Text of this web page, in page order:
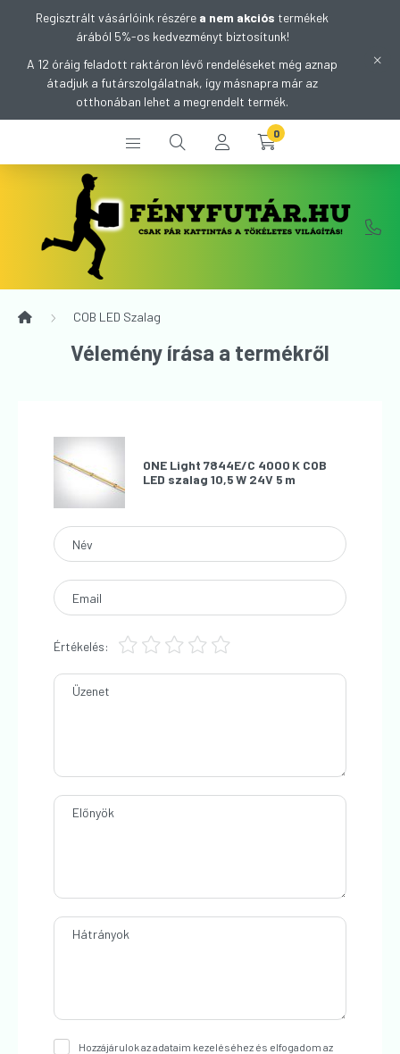
Regisztrált vásárlóink részére a nem akciós termékek
árából 5%-os kedvezményt biztosítunk!
A 12 óráig feladott raktáron lévő rendeléseket még aznap
átadjuk a futárszolgálatnak, így másnapra már az
otthonában lehet a megrendelt termék.
0
COB LED Szalag
Vélemény írása a termékről
ONE Light 7844E/C 4000 K COB
LED szalag 10,5 W 24V 5 m
Név
Email
Értékelés:
Üzenet
Előnyök
Hátrányok
Hozzájárulok az adataim kezeléséhez és elfogadom az